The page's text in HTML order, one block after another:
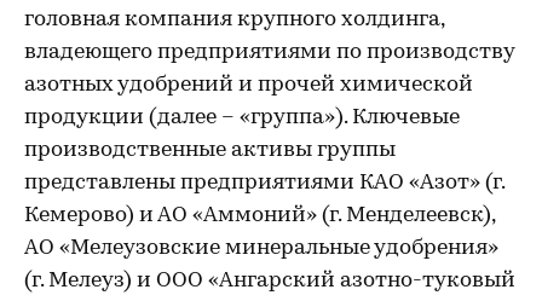
головная компания крупного холдинга,
владеющего предприятиями по производству
азотных удобрений и прочей химической
продукции (далее – «группа»). Ключевые
производственные активы группы
представлены предприятиями КАО «Азот» (г.
Кемерово) и АО «Аммоний» (г. Менделеевск),
АО «Мелеузовские минеральные удобрения»
(г. Мелеуз) и ООО «Ангарский азотно-туковый